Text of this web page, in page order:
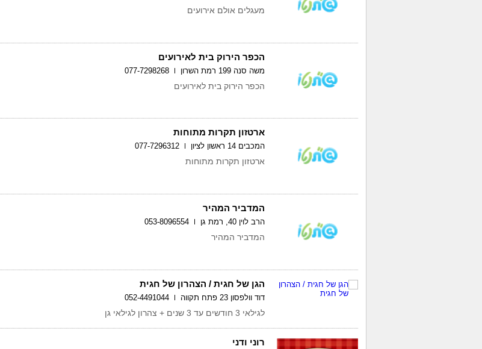
מעגלים אולם אירועים
הכפר הירוק בית לאירועים
משה סנה 199 רמת השרון 077-7298268
הכפר הירוק בית לאירועים
ארטזון תקרות מתוחות
המכבים 14 ראשון לציון 077-7296312
ארטזון תקרות מתוחות
המדביר המהיר
הרב לוין 40, רמת גן 053-8096554
המדביר המהיר
הגן של חגית / הצהרון של חגית
דוד וולפסון 23 פתח תקווה 052-4491044
לגילאי 3 חודשים עד 3 שנים + צהרון לגילאי גן
רוני ודני